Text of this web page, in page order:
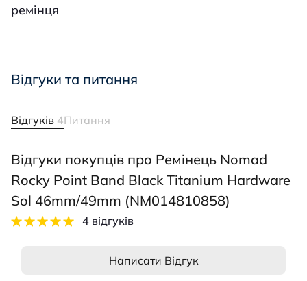
ремінця
Відгуки та питання
Відгуків 4Питання
Відгуки покупців про Ремінець Nomad
Rocky Point Band Black Titanium Hardware
Sol 46mm/49mm (NM014810858)
4 відгуків
Написати Відгук